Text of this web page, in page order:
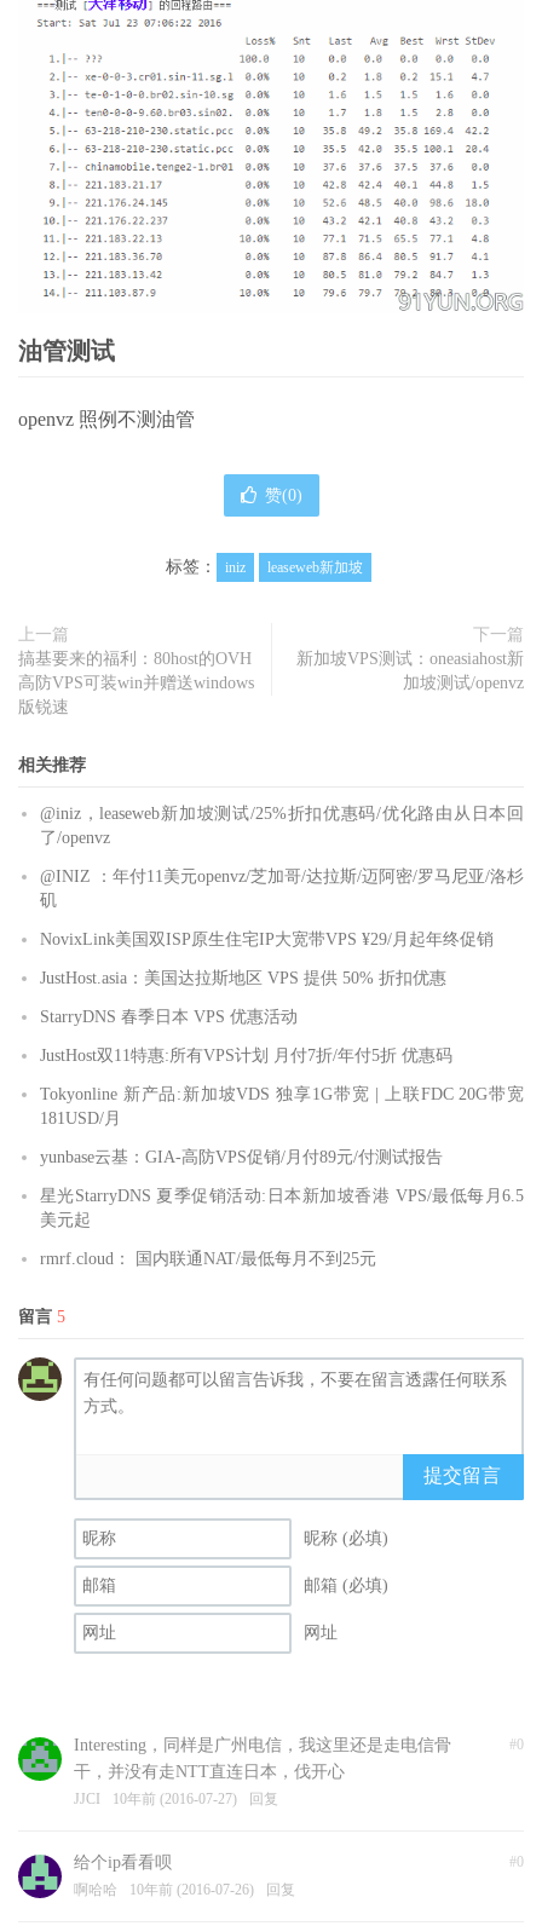
油管测试
openvz 照例不测油管
赞(0)
标签： iniz leaseweb新加坡
上一篇
搞基要来的福利：80host的OVH
高防VPS可装win并赠送windows
版锐速
下一篇
新加坡VPS测试：oneasiahost新
加坡测试/openvz
相关推荐
@iniz，leaseweb新加坡测试/25%折扣优惠码/优化路由从日本回
了/openvz
@INIZ ：年付11美元openvz/芝加哥/达拉斯/迈阿密/罗马尼亚/洛杉
矶
NovixLink美国双ISP原生住宅IP大宽带VPS ¥29/月起年终促销
JustHost.asia：美国达拉斯地区 VPS 提供 50% 折扣优惠
StarryDNS 春季日本 VPS 优惠活动
JustHost双11特惠:所有VPS计划 月付7折/年付5折 优惠码
Tokyonline 新产品:新加坡VDS 独享1G带宽 | 上联FDC 20G带宽
181USD/月
yunbase云基：GIA-高防VPS促销/月付89元/付测试报告
星光StarryDNS 夏季促销活动:日本新加坡香港 VPS/最低每月6.5
美元起
rmrf.cloud： 国内联通NAT/最低每月不到25元
留言 5
提交留言
昵称 (必填)
邮箱 (必填)
网址
#0
Interesting，同样是广州电信，我这里还是走电信骨
干，并没有走NTT直连日本，伐开心
JJCI 10年前 (2016-07-27) 回复
#0
给个ip看看呗
啊哈哈 10年前 (2016-07-26) 回复